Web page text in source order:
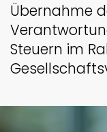
Übernahme
Steuern im